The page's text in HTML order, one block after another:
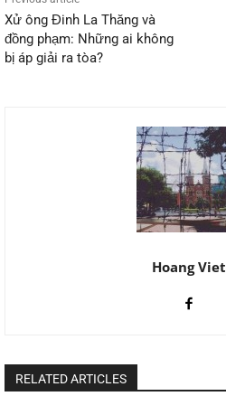
Xử ông Đinh La Thăng và
đồng phạm: Những ai không
bị áp giải ra tòa?
Hoang Viet
RELATED ARTICLES